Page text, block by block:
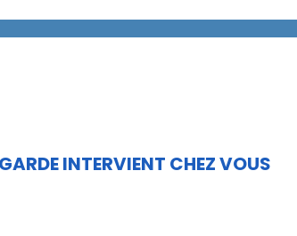
INTERVIENT CHEZ VOUS